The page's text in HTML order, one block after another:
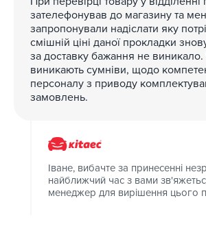
зателефонував до магазину та
запропонували надіслати яку
смішній ціні даної прокладки
за доставку бажання не
виникають сумніви, щодо
персоналу з приводу
замовлень.
Іване, вибачте за принесенні
найближчий час з вами
менеджер для вирішення цього